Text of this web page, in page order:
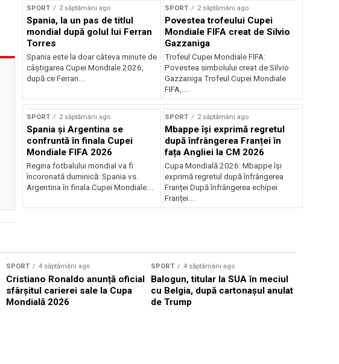
SPORT 2 săptămâni ago
Spania, la un pas de titlul
mondial după golul lui Ferran
Torres
Spania este la doar câteva minute de
câștigarea Cupei Mondiale 2026,
după ce Ferran...
SPORT 2 săptămâni ago
Povestea trofeului Cupei
Mondiale FIFA creat de Silvio
Gazzaniga
Trofeul Cupei Mondiale FIFA:
Povestea simbolului creat de Silvio
Gazzaniga Trofeul Cupei Mondiale
FIFA,...
SPORT 2 săptămâni ago
Spania și Argentina se
confruntă în finala Cupei
Mondiale FIFA 2026
Regina fotbalului mondial va fi
încoronată duminică: Spania vs.
Argentina în finala Cupei Mondiale...
SPORT 2 săptămâni ago
Mbappe își exprimă regretul
după înfrângerea Franței în
fața Angliei la CM 2026
Cupa Mondială 2026: Mbappe își
exprimă regretul după înfrângerea
Franței După înfrângerea echipei
Franței...
SPORT 4 săptămâni ago
Cristiano Ronaldo anunță oficial
sfârșitul carierei sale la Cupa
Mondială 2026
SPORT 4 săptămâni ago
Balogun, titular la SUA în meciul
cu Belgia, după cartonașul anulat
de Trump